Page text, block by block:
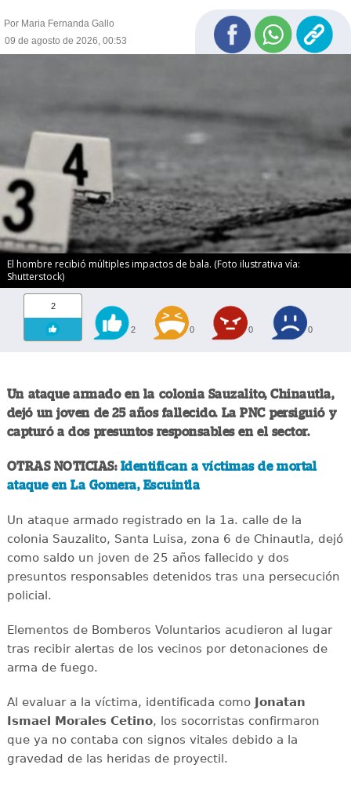
Por Maria Fernanda Gallo
09 de agosto de 2026, 00:53
El hombre recibió múltiples impactos de bala. (Foto ilustrativa vía:
Shutterstock)
2
2 0 0 0
Un ataque armado en la colonia Sauzalito, Chinautla,
dejó un joven de 25 años fallecido. La PNC persiguió y
capturó a dos presuntos responsables en el sector.
OTRAS NOTICIAS:Identifican a víctimas de mortal
ataque en La Gomera, Escuintla
Un ataque armado registrado en la 1a. calle de la
colonia Sauzalito, Santa Luisa, zona 6 de Chinautla, dejó
como saldo un joven de 25 años fallecido y dos
presuntos responsables detenidos tras una persecución
policial.
Elementos de Bomberos Voluntarios acudieron al lugar
tras recibir alertas de los vecinos por detonaciones de
arma de fuego.
Al evaluar a la víctima, identificada como
Jonatan
Ismael Morales Cetino, los socorristas confirmaron
que ya no contaba con signos vitales debido a la
gravedad de las heridas de proyectil.